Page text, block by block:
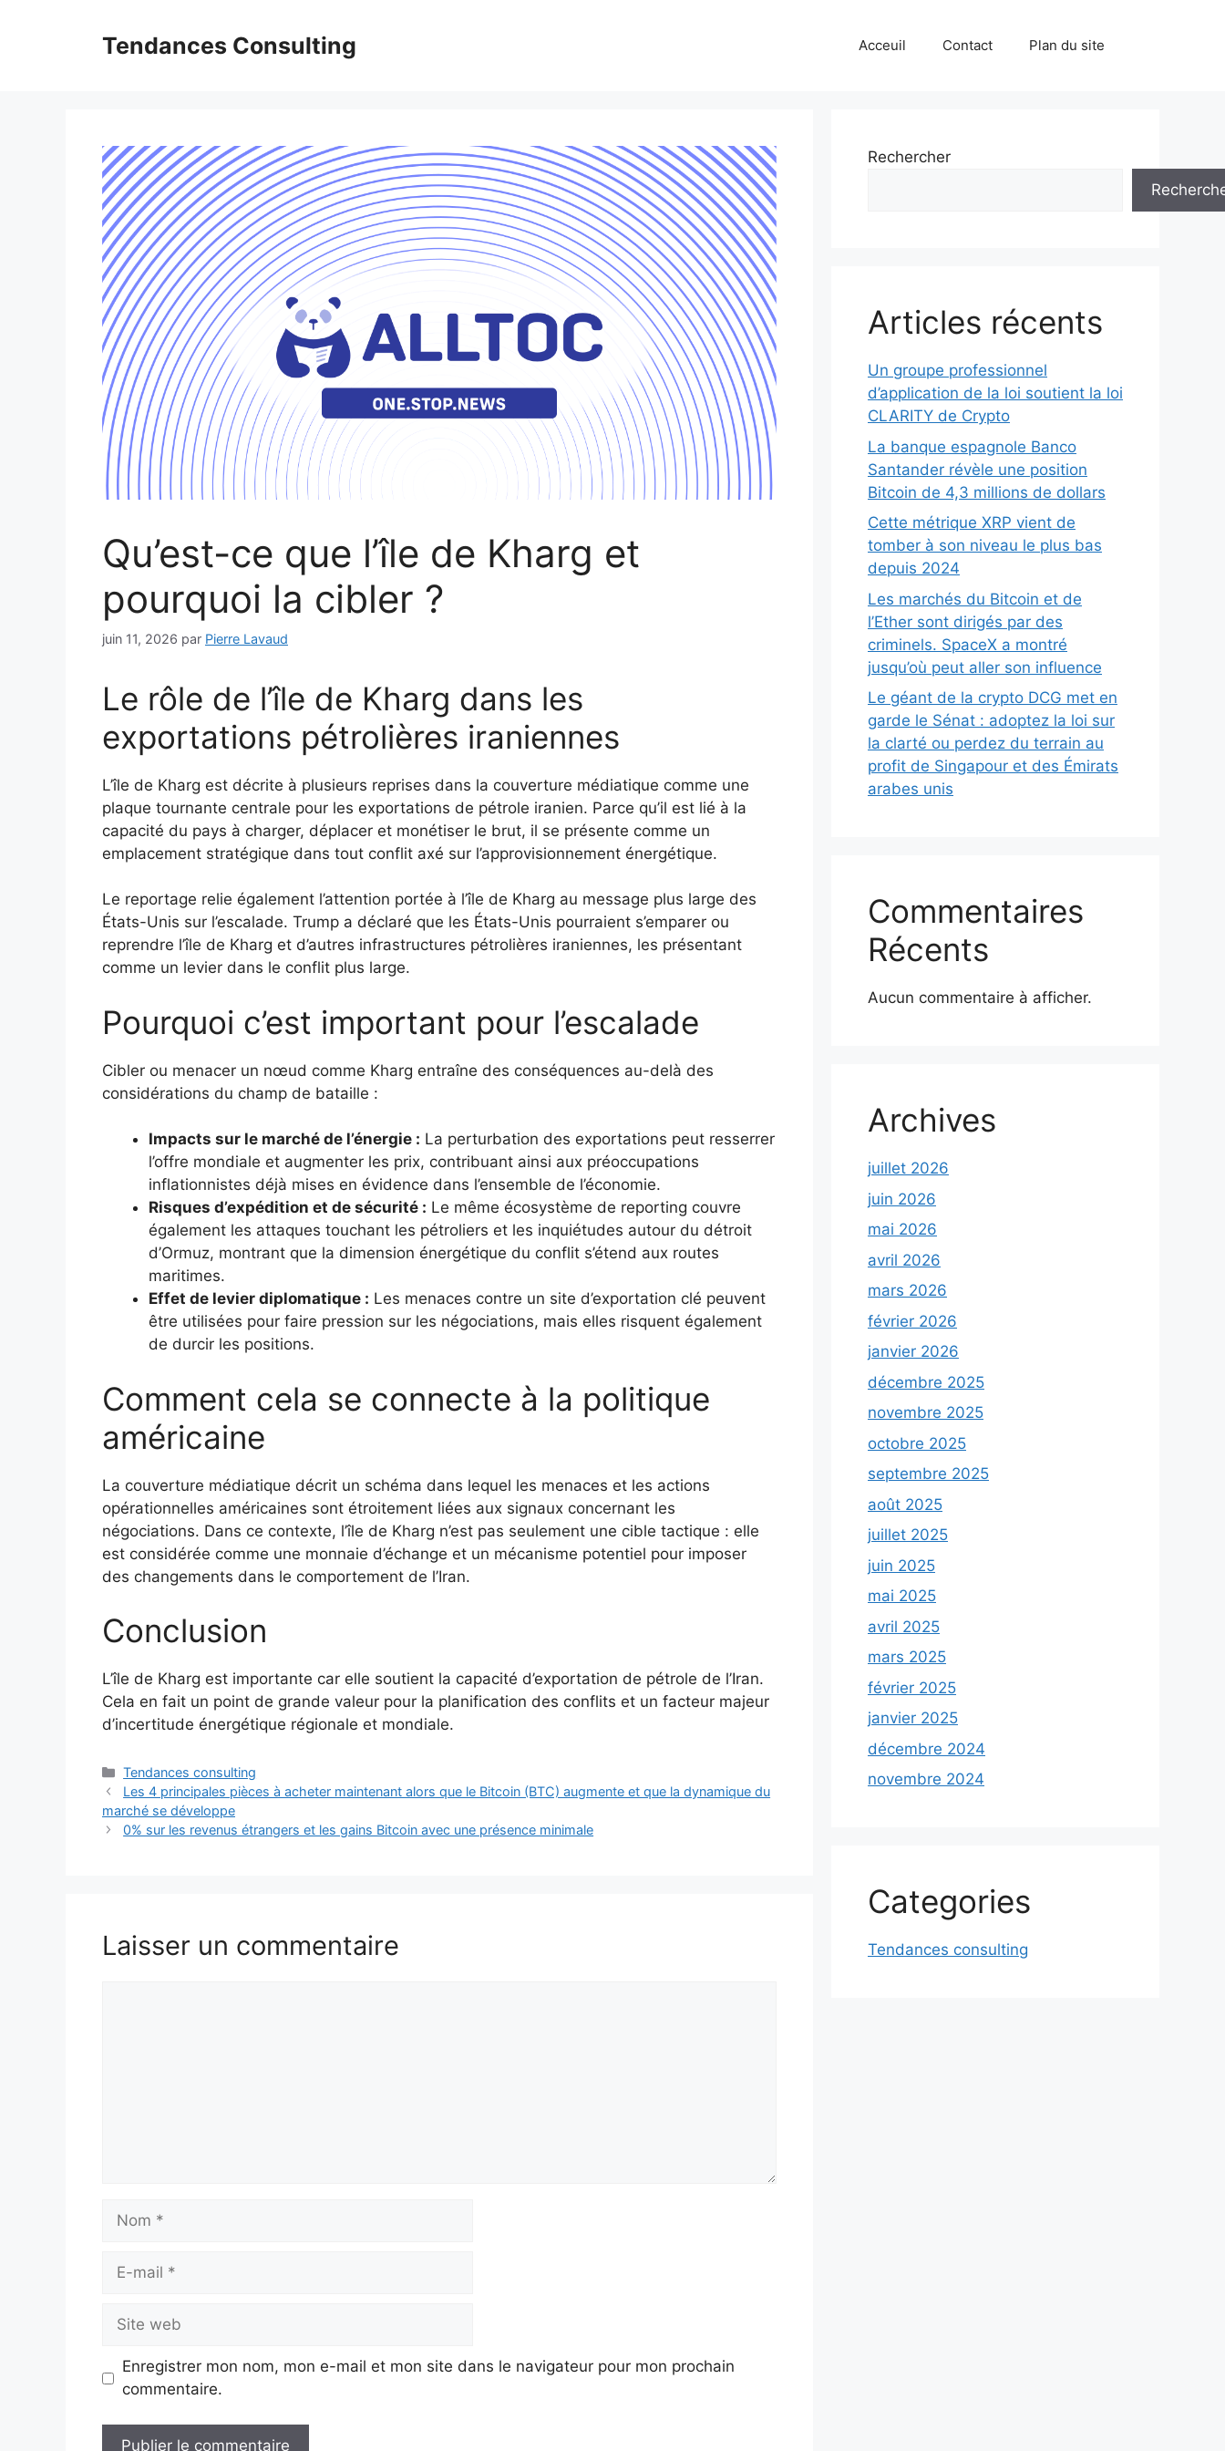
Tendances Consulting Acceuil Contact Plan du site
Qu’est-ce que l’île de Kharg et
pourquoi la cibler ?
juin 11, 2026 par Pierre Lavaud
Le rôle de l’île de Kharg dans les
exportations pétrolières iraniennes
L’île de Kharg est décrite à plusieurs reprises dans la couverture médiatique comme une
plaque tournante centrale pour les exportations de pétrole iranien. Parce qu’il est lié à la
capacité du pays à charger, déplacer et monétiser le brut, il se présente comme un
emplacement stratégique dans tout conflit axé sur l’approvisionnement énergétique.
Le reportage relie également l’attention portée à l’île de Kharg au message plus large des
États-Unis sur l’escalade. Trump a déclaré que les États-Unis pourraient s’emparer ou
reprendre l’île de Kharg et d’autres infrastructures pétrolières iraniennes, les présentant
comme un levier dans le conflit plus large.
Pourquoi c’est important pour l’escalade
Cibler ou menacer un nœud comme Kharg entraîne des conséquences au-delà des
considérations du champ de bataille :
Impacts sur le marché de l’énergie : La perturbation des exportations peut resserrer
l’offre mondiale et augmenter les prix, contribuant ainsi aux préoccupations
inflationnistes déjà mises en évidence dans l’ensemble de l’économie.
Risques d’expédition et de sécurité : Le même écosystème de reporting couvre
également les attaques touchant les pétroliers et les inquiétudes autour du détroit
d’Ormuz, montrant que la dimension énergétique du conflit s’étend aux routes
maritimes.
Effet de levier diplomatique : Les menaces contre un site d’exportation clé peuvent
être utilisées pour faire pression sur les négociations, mais elles risquent également
de durcir les positions.
Comment cela se connecte à la politique
américaine
La couverture médiatique décrit un schéma dans lequel les menaces et les actions
opérationnelles américaines sont étroitement liées aux signaux concernant les
négociations. Dans ce contexte, l’île de Kharg n’est pas seulement une cible tactique : elle
est considérée comme une monnaie d’échange et un mécanisme potentiel pour imposer
des changements dans le comportement de l’Iran.
Conclusion
L’île de Kharg est importante car elle soutient la capacité d’exportation de pétrole de l’Iran.
Cela en fait un point de grande valeur pour la planification des conflits et un facteur majeur
d’incertitude énergétique régionale et mondiale.
Catégories
Tendances consulting
Les 4 principales pièces à acheter maintenant alors que le Bitcoin (BTC) augmente et que la dynamique du
marché se développe
0% sur les revenus étrangers et les gains Bitcoin avec une présence minimale
Laisser un commentaire
Nom
Site
web
Enregistrer mon nom, mon e-mail et mon site dans le navigateur pour mon prochain
commentaire.
Rechercher
Articles récents
Un groupe professionnel
d’application de la loi soutient la loi
CLARITY de Crypto
La banque espagnole Banco
Santander révèle une position
Bitcoin de 4,3 millions de dollars
Cette métrique XRP vient de
tomber à son niveau le plus bas
depuis 2024
Les marchés du Bitcoin et de
l’Ether sont dirigés par des
criminels. SpaceX a montré
jusqu’où peut aller son influence
Le géant de la crypto DCG met en
garde le Sénat : adoptez la loi sur
la clarté ou perdez du terrain au
profit de Singapour et des Émirats
arabes unis
Commentaires
Récents
Aucun commentaire à afficher.
Archives
juillet 2026
juin 2026
mai 2026
avril 2026
mars 2026
février 2026
janvier 2026
décembre 2025
novembre 2025
octobre 2025
septembre 2025
août 2025
juillet 2025
juin 2025
mai 2025
avril 2025
mars 2025
février 2025
janvier 2025
décembre 2024
novembre 2024
Categories
Tendances consulting